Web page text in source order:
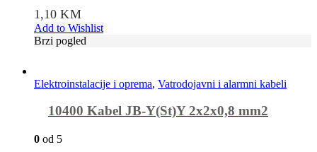
1,10KM
Add to Wishlist
Brzi pogled
Elektroinstalacije i oprema, Vatrodojavni i alarmni kabeli
10400 Kabel JB-Y(St)Y 2x2x0,8 mm2
0 od 5